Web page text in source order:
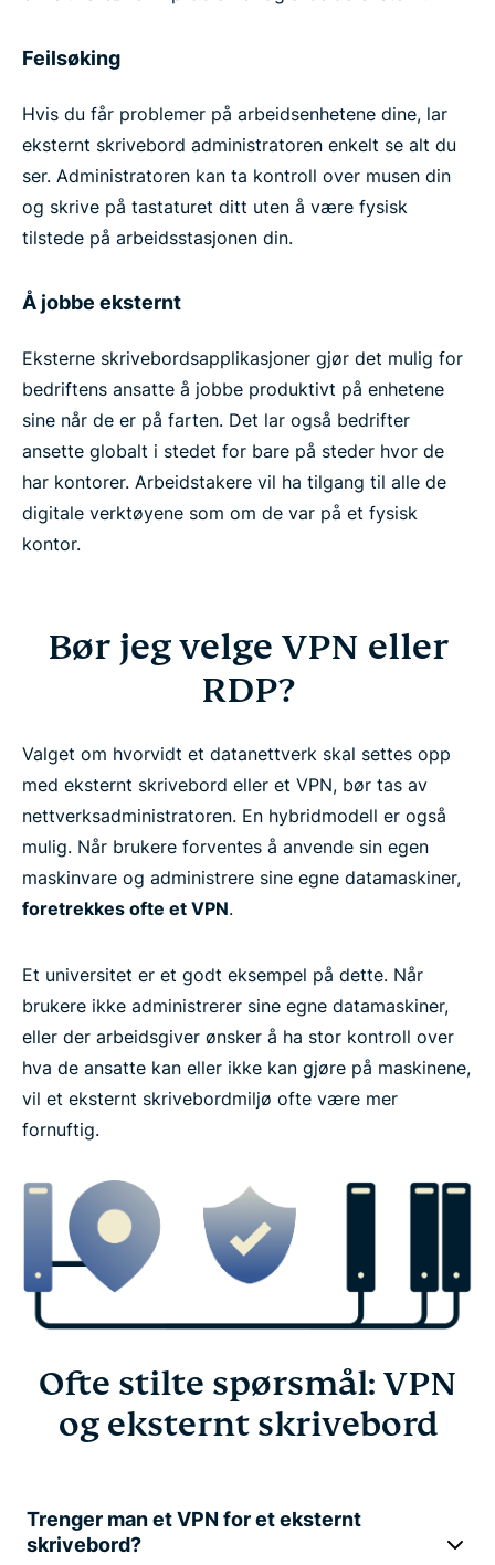
Feilsøking
Hvis du får problemer på arbeidsenhetene dine, lar
eksternt skrivebord administratoren enkelt se alt du
ser. Administratoren kan ta kontroll over musen din
og skrive på tastaturet ditt uten å være fysisk
tilstede på arbeidsstasjonen din.
Å jobbe eksternt
Eksterne skrivebordsapplikasjoner gjør det mulig for
bedriftens ansatte å jobbe produktivt på enhetene
sine når de er på farten. Det lar også bedrifter
ansette globalt i stedet for bare på steder hvor de
har kontorer. Arbeidstakere vil ha tilgang til alle de
digitale verktøyene som om de var på et fysisk
kontor.
Bør jeg velge VPN eller
RDP?
Valget om hvorvidt et datanettverk skal settes opp
med eksternt skrivebord eller et VPN, bør tas av
nettverksadministratoren. En hybridmodell er også
mulig. Når brukere forventes å anvende sin egen
maskinvare og administrere sine egne datamaskiner,
foretrekkes ofte et VPN.
Et universitet er et godt eksempel på dette. Når
brukere ikke administrerer sine egne datamaskiner,
eller der arbeidsgiver ønsker å ha stor kontroll over
hva de ansatte kan eller ikke kan gjøre på maskinene,
vil et eksternt skrivebordmiljø ofte være mer
fornuftig.
Ofte stilte spørsmål: VPN
og eksternt skrivebord
Trenger man et VPN for et eksternt
skrivebord?